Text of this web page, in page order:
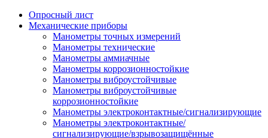
Опросный лист
Механические приборы
Манометры точных измерений
Манометры технические
Манометры аммиачные
Манометры коррозионностойкие
Манометры виброустойчивые
Манометры виброустойчивые
коррозионностойкие
Манометры электроконтактные/сигнализирующие
Манометры электроконтактные/
сигнализирующие/взрывозащищённые